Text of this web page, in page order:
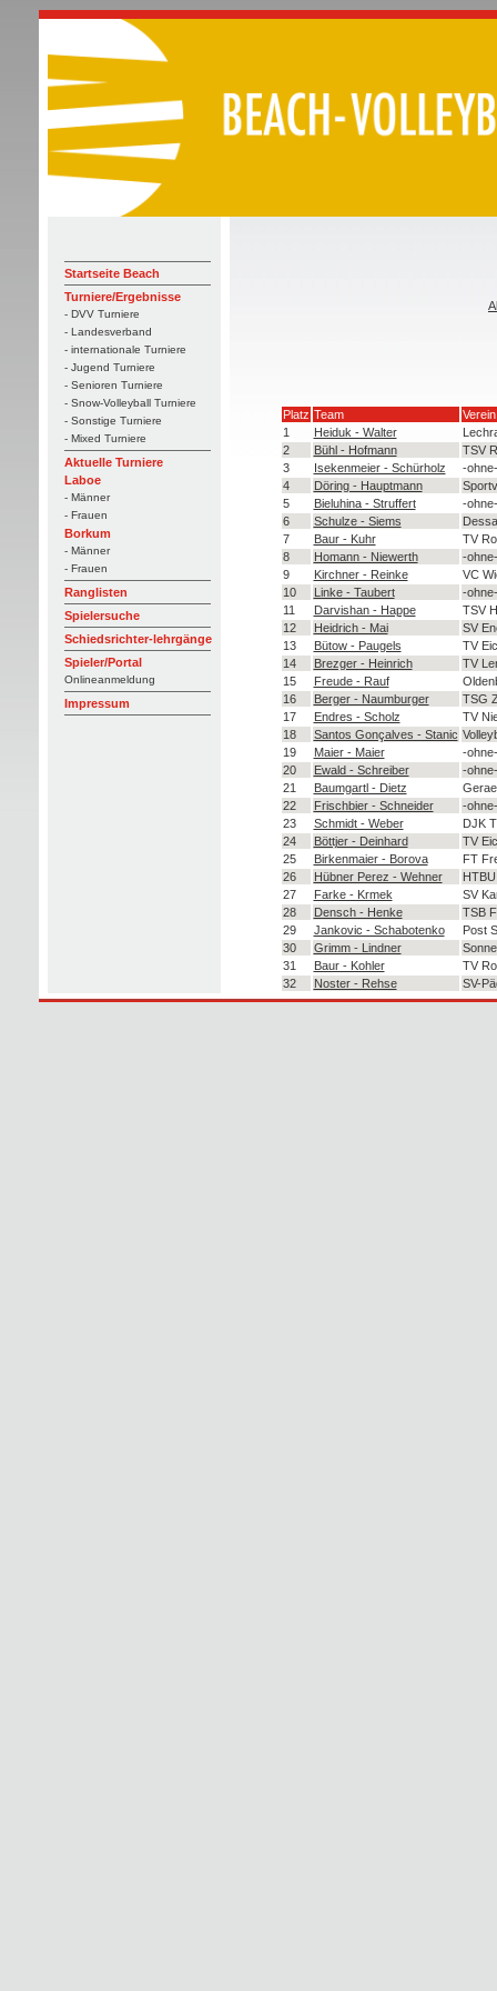
Startseite Beach
Turniere/Ergebnisse
- DVV Turniere
- Landesverband
- internationale Turniere
- Jugend Turniere
- Senioren Turniere
- Snow-Volleyball Turniere
- Sonstige Turniere
- Mixed Turniere
Aktuelle Turniere
Laboe
- Männer
- Frauen
Borkum
- Männer
- Frauen
Ranglisten
Spielersuche
Schiedsrichter-lehrgänge
Spieler/Portal
Onlineanmeldung
Impressum
Platz Team
1
Heiduk - Walter
2
Bühl - Hofmann
TSV
3
Isekenmeier - Schürholz
-
4
Döring - Hauptmann
5
Bieluhina - Struffert
-
6
Schulze - Siems
7
Baur - Kuhr
TV
8
Homann - Niewerth
-
9
Kirchner - Reinke
VC
10
Linke - Taubert
-
11
Darvishan - Happe
TSV
12
Heidrich - Mai
SV
13
Bütow - Paugels
TV
14
Brezger - Heinrich
TV
15
Freude - Rauf
16
Berger - Naumburger
TSG
17
Endres - Scholz
TV
18
Santos Gonçalves - Stanic
19
Maier - Maier
-
20
Ewald - Schreiber
-
21
Baumgartl - Dietz
22
Frischbier - Schneider
-
23
Schmidt - Weber
DJK
24
Böttjer - Deinhard
TV
25
Birkenmaier - Borova
FT
26
Hübner Perez - Wehner
27
Farke - Krmek
SV
28
Densch - Henke
TSB
29
Jankovic - Schabotenko
Post
30
Grimm - Lindner
31
Baur - Kohler
TV
32
Noster - Rehse SV-